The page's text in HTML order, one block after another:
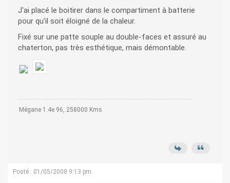
J'ai placé le boitirer dans le compartiment à batterie
pour qu'il soit éloigné de la chaleur.
Fixé sur une patte souple au double-faces et assuré au
chaterton, pas très esthétique, mais démontable.
Mégane 1.4e 96, 258000 Kms
Posté : 01/05/2008 9:13 pm